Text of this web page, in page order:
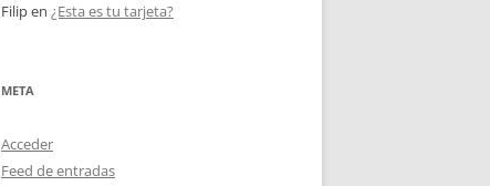
Filipen ¿Esta es tu tarjeta?
META
Acceder
Feed de entradas